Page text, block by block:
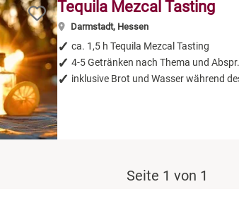
Tequila Mezcal Tasting
Darmstadt, Hessen
ca. 1,5 h Tequila Mezcal Tasting
4-5 Getränken nach Thema und Abspr.
inklusive Brot und Wasser während
Seite 1 von 1